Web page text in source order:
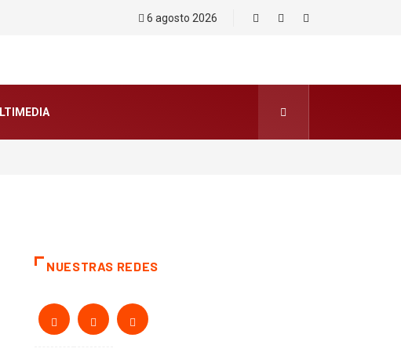
6 agosto 2026
NUESTRAS REDES